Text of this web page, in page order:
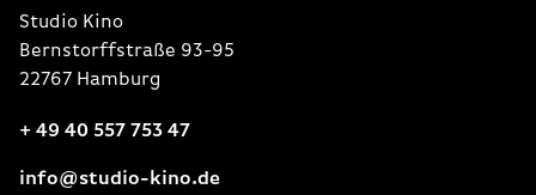
Studio Kino
Bernstorffstraße 93-95
22767 Hamburg
+ 49 40 557 753 47
info@studio-kino.de